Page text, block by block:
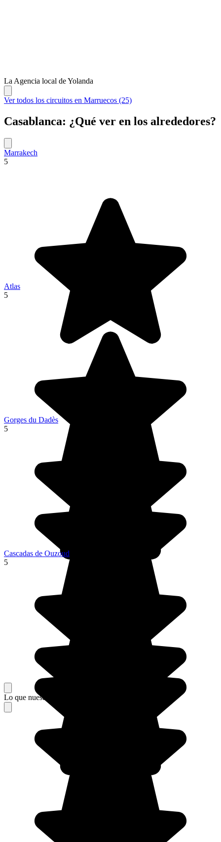
La Agencia local de Yolanda
Ver todos los circuitos en Marruecos (25)
Casablanca: ¿Qué ver en los alrededores?
Marrakech
5
Atlas
5
Gorges du Dadès
5
Cascadas de Ouzoud
5
Lo que nuestros viajeros piensan de su estancia